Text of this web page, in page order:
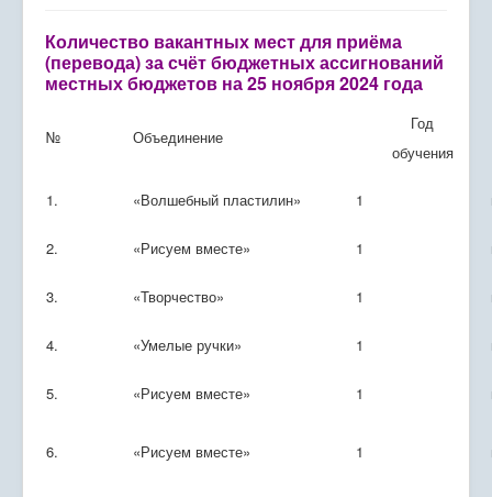
Проведение дополнительных профилактических
мероприятий
Количество вакантных мест для приёма
(перевода) за счёт бюджетных ассигнований
местных бюджетов на 25 ноября 2024 года
№ Объединение
Год
обучения
1. «Волшебный пластилин» 1
2. «Рисуем вместе» 1
3. «Творчество» 1
4. «Умелые ручки» 1
5. «Рисуем вместе» 1
6. «Рисуем вместе» 1